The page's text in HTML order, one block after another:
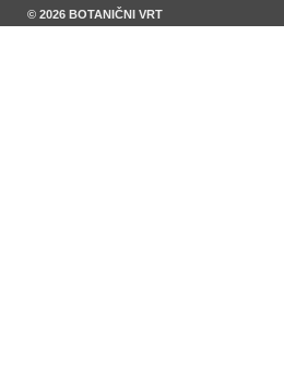
© 2026 BOTANIČNI VRT